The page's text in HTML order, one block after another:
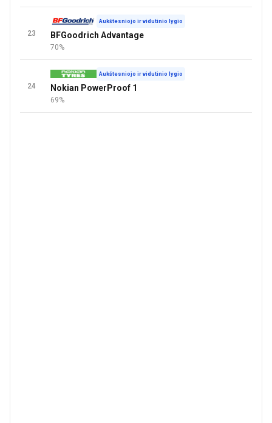
23
Aukštesniojo ir vidutinio lygio
BFGoodrich Advantage
70%
24
Aukštesniojo ir vidutinio lygio
Nokian PowerProof 1
69%